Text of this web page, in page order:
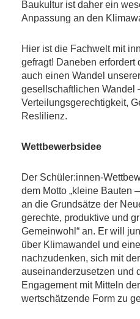
Baukultur ist daher ein
Anpassung an den
Hier ist die Fachwelt mit
gefragt! Daneben erfordert
auch einen Wandel
gesellschaftlichen Wandel
Verteilungsgerechtigkeit,
Reslilienz.
Wettbewerbsidee
Der Schüler:innen-
dem Motto „kleine Bauten
an die Grundsätze der
gerechte, produktive und
Gemeinwohl“ an. Er will
über Klimawandel und
nachzudenken, sich mit
auseinanderzusetzen und
Engagement mit Mitteln
wertschätzende Form zu